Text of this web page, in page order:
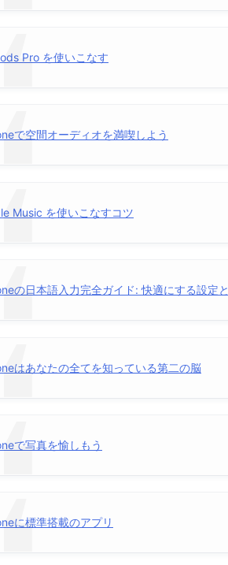
Pro を使いこなす
で空間オーディオを満喫しよう
Music を使いこなすコツ
の日本語入力完全ガイド: 快適にする設定
はあなたの全てを知っている第二の脳
で写真を愉しもう
に標準搭載のアプリ